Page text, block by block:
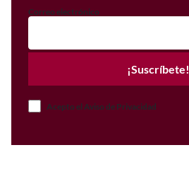
Correo electrónico
¡Suscríbete!
Acepto el Aviso de Privacidad